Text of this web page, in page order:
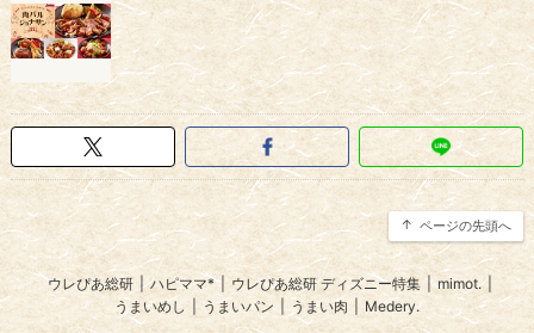
ページの先頭へ
ウレぴあ総研 | ハピママ* | ウレぴあ総研 ディズニー特集 | mimot.
うまいめし
うまいパン | うまい肉 Medery.